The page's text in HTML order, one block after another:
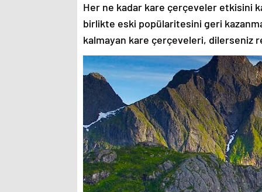
Her ne kadar kare çerçeveler etkisini
birlikte eski popülaritesini geri
kalmayan kare çerçeveleri, dilerseniz